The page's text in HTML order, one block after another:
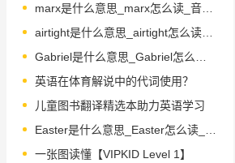
marx是什么意思_marx怎么读_音标mɑ-ks
airtight是什么意思_airtight怎么读_音标ˈeətaɪt
英语在体育解说中的代词使用？
儿童图书翻译精选本助力英语学习
一张图读懂【VIPKID Level 1】